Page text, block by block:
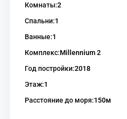
Комнаты:2
Спальни:1
Ванные:1
Комплекс:Millennium 2
Год постройки:2018
Этаж:1
Расстояние до моря:150м